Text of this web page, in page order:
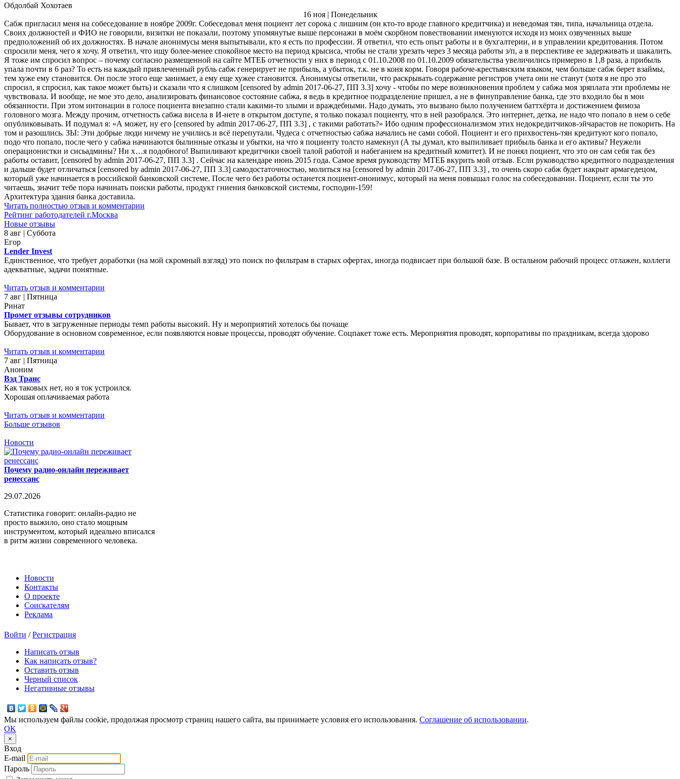
Обдолбай Хохотаев
16 ноя | Понедельник
Сабж пригласил меня на собеседование в ноябре 2009г. Собеседовал меня поциент лет сорока с лишним (он кто-то вроде главного кредитчика) и неведомая тян, типа, начальница отдела.
Своих должностей и ФИО не говорили, визитки не показали, поэтому упомянутые выше персонажи в моём скорбном повествовании именуются исходя из моих озвученных выше
предположений об их должностях. В начале анонимусы меня выпытывали, кто я есть по профессии. Я ответил, что есть опыт работы и в бухгалтерии, и в управлении кредитования. Потом
спросили меня, чего я хочу. Я ответил, что ищу более-менее спокойное место на период крысиса, чтобы не стали урезать через 3 месяца работы з/п, а в перспективе ее задерживать и шакалить.
Я тоже им спросил вопрос – почему согласно размещенной на сайте МТЕБ отчетности у них в период с 01.10.2008 по 01.10.2009 обязательства увеличились примерно в 1,8 раза, а прибыль
упала почти в 6 раз? То есть на каждый привлеченный рубль сабж генерирует не прибыль, а убыток, т.к. не в коня корм. Говоря рабоче-крестьянским языком, чем больше сабж берет взаймы,
тем хуже ему становится. Он после этого еще занимает, а ему еще хужее становится. Анонимусы ответили, что раскрывать содержание регистров учета они не станут (хотя я не про это
спросил, я спросил, как такое может быть) и сказали что я слишком [censored by admin 2017-06-27, ПП 3.3] хочу - чтобы по мере возникновения проблем у сабжа моя зряплата эти проблемы не
чувствовала. И вообще, не мое это дело, анализировать финансовое состояние сабжа, я ведь в кредитное подразделение пришел, а не в финуправление банка, где это входило бы в мои
обязанности. При этом интонации в голосе поциента внезапно стали какими-то злыми и враждебными. Надо думать, это вызвано было получением баттхёрта и достижением фимоза
головного мозга. Между прочим, отчетность сабжа висела в И-нете в открытом доступе, я только показал поциенту, что в ней разобрался. Это интернет, детка, не надо что попало в нем о себе
опубликовывать. И подумал я: «А может, ну его [censored by admin 2017-06-27, ПП 3.3] , с такими работать?» Ибо одним профессионализмом этих недокредитчиков-эйчарастов не покорить. На
том и разошлись. ЗЫ: Эти добрые люди ничему не учились и всё перепутали. Чудеса с отчетностью сабжа начались не сами собой. Поциент и его прихвостень-тян кредитуют кого попало,
подо что попало, после чего у сабжа начинаются былинные отказы и убытки, на что я поциенту толсто намекнул (А ты думал, кто выпиливает прибыль банка и его активы? Неужели
операционистки и сисьадмины? Ни х…я подобного! Выпиливают кредитчики своей талой работой и набеганием на кредитный комитет). И не понял поциент, что это он сам себя так без
работы оставит, [censored by admin 2017-06-27, ПП 3.3] . Сейчас на календаре июнь 2015 года. Самое время руководству МТЕБ вкурить мой отзыв. Если руководство кредитного подразделения
и дальше будет отличаться [censored by admin 2017-06-27, ПП 3.3] самодостаточностью, молиться на [censored by admin 2017-06-27, ПП 3.3] , то очень скоро сабж будет накрыт армагедецом,
который уже начинается в российской банковской системе. После чего без работы останется поциент-ононимус, который на меня повышал голос на собеседовании. Поциент, если ты это
читаешь, значит тебе пора начинать поиски работы, продукт гниения банковской системы, господин-159!
Архитектура здания банка доставила.
Читать полностью отзыв и комментарии
Рейтинг работодателей г.Москва
Новые отзывы
8 авг | Суббота
Егор
Lender Invest
Единственное, что требует доработки (на мой скромный взгляд) это поиск по фильтрам в старых офертах, иногда подвисает при большой базе. В остальном рабочий процесс отлажен, коллеги
адекватные, задачи понятные.
Читать отзыв и комментарии
7 авг | Пятница
Ринат
Промет отзывы сотрудников
Бывает, что в загруженные периоды темп работы высокий. Ну и мероприятий хотелось бы почаще
Оборудование в основном современное, если появляются новые процессы, проводят обучение. Соцпакет тоже есть. Мероприятия проводят, корпоративы по праздникам, всегда здорово
Читать отзыв и комментарии
7 авг | Пятница
Аноним
Вэд Транс
Как таковых нет, но я ток устроился.
Хорошая оплачиваемая работа
Читать отзыв и комментарии
Больше отзывов
Новости
Почему радио-онлайн переживает
ренессанс
29.07.2026
Статистика говорит: онлайн-радио не
просто выжило, оно стало мощным
инструментом, который идеально вписался
в ритм жизни современного человека.
Новости
Контакты
О проекте
Соискателям
Реклама
Войти /Регистрация
Написать отзыв
Как написать отзыв?
Оставить отзыв
Черный список
Негативные отзывы
Мы используем файлы cookie, продолжая просмотр страниц нашего сайта, вы принимаете условия его использования. Соглашение об использовании.
OK
×
Вход
E-mail
Пароль